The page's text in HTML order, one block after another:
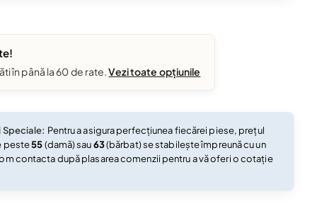
în până la 60 de rate.Vezi toate opțiunile
Speciale: Pentru a asigura perfecțiunea fiecărei piese, prețul
peste55(damă) sau63(bărbat) se stabilește împreună cu un
contacta după plasarea comenzii pentru a vă oferi o cotație